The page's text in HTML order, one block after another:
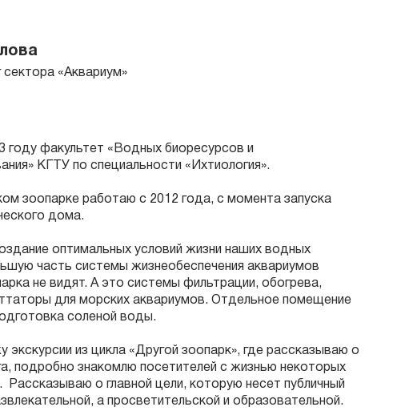
«Аквариум»
году факультет «Водных биоресурсов и
КГТУ по специальности «Ихтиология».
зоопарке работаю с 2012 года, с момента запуска
дома.
оптимальных условий жизни наших водных
часть системы жизнеобеспечения аквариумов
не видят. А это системы фильтрации, обогрева,
для морских аквариумов. Отдельное помещение
соленой воды.
экскурсии из цикла «Другой зоопарк», где рассказываю о
подробно знакомлю посетителей с жизнью некоторых
Рассказываю о главной цели, которую несет публичный
а просветительской и образовательной.